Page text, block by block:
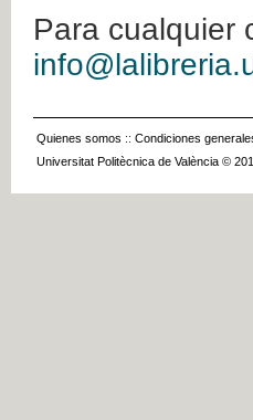
Para cualquier
Quienes somos :: Condiciones
Universitat Politècnica de València ©